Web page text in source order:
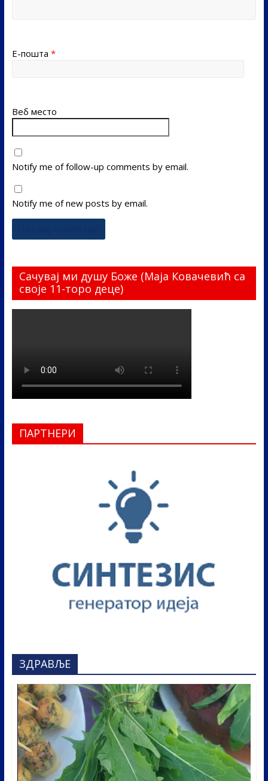
Е-пошта *
Веб место
Notify me of follow-up comments by email.
Notify me of new posts by email.
Сачувај ми душу Боже (Маја Ковачевић са
своје 11-торо деце)
ПАРТНЕРИ
ЗДРАВЉЕ